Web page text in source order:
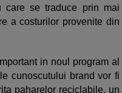
care se traduce prin mai
a costurilor provenite din
in noul program al
cunoscutului brand vor fi
paharelor reciclabile, un